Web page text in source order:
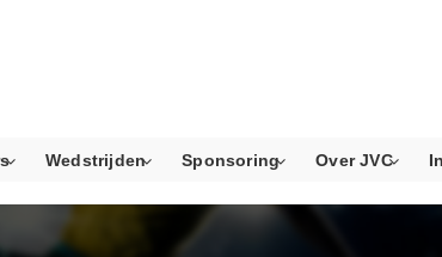
Wedstrijden Sponsoring Over JVC